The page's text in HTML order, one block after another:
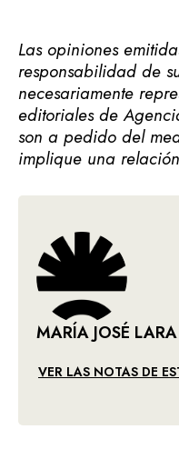
Las opiniones
responsabilidad de
necesariamente
editoriales de
son a pedido del
implique una
MARÍA JOSÉ LARA
VER LAS NOTAS DE